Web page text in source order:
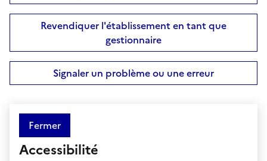
Revendiquer l'établissement en tant que
gestionnaire
Signaler un problème ou une erreur
Fermer
Accessibilité